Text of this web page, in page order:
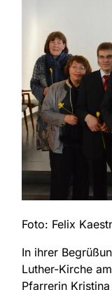
Foto: Felix
In ihrer
Luther-Kirche
Pfarrerin